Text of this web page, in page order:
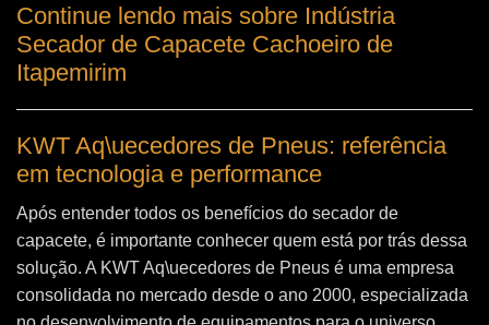
Continue lendo mais sobre Indústria
Secador de Capacete Cachoeiro de
Itapemirim
KWT Aq\uecedores de Pneus: referência
em tecnologia e performance
Após entender todos os benefícios do secador de
capacete, é importante conhecer quem está por trás dessa
solução. A KWT Aq\uecedores de Pneus é uma empresa
consolidada no mercado desde o ano 2000, especializada